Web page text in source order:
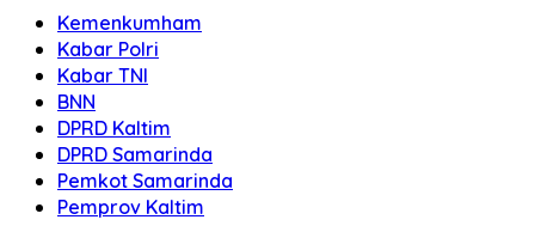
Kemenkumham
Kabar Polri
Kabar TNI
BNN
DPRD Kaltim
DPRD Samarinda
Pemkot Samarinda
Pemprov Kaltim